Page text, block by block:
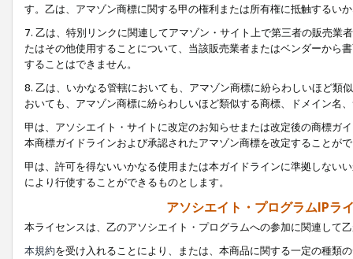
す。乙は、アマゾン商標に関する甲の権利または所有権に抵触するい
7. 乙は、特別リンクに関連してアマゾン・サイト上で第三者の販売
たはその他使用することについて、当該販売業者またはベンダーから
することはできません。
8. 乙は、いかなる管轄においても、アマゾン商標に紛らわしいほど類
おいても、アマゾン商標に紛らわしいほど類似する商標、ドメイン名
甲は、アソシエイト・サイトに改定のお知らせまたは改定後の商標ガ
本商標ガイドラインおよび承認されたアマゾン商標を改定することが
甲は、許可を得ないいかなる使用または本ガイドラインに準拠しない
により行使することができるものとします。
アソシエイト・プログラムIPラ
本ライセンスは、乙のアソシエイト・プログラムへの参加に関連して
本規約を受け入れることにより、または、本商品に関する一定の種類